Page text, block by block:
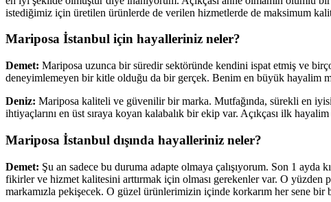
istediğimiz için üretilen ürünlerde de verilen hizmetlerde de maksimum
Mariposa İstanbul için hayalleriniz neler?
Demet: Mariposa uzunca bir süredir sektöründe kendini ispat etmiş ve
deneyimlemeyen bir kitle olduğu da bir gerçek. Benim en büyük hayalim
Deniz: Mariposa kaliteli ve güvenilir bir marka. Mutfağında, sürekli en
ihtiyaçlarını en üst sıraya koyan kalabalık bir ekip var. Açıkçası ilk
Mariposa İstanbul dışında hayalleriniz neler?
Demet: Şu an sadece bu duruma adapte olmaya çalışıyorum. Son 1
fikirler ve hizmet kalitesini arttırmak için olması gerekenler var. O yüzden
markamızla pekişecek. O güzel ürünlerimizin içinde korkarım her sene